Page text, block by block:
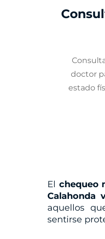
doctor
estado
El chequeo
Calahonda
aquellos
sentirse